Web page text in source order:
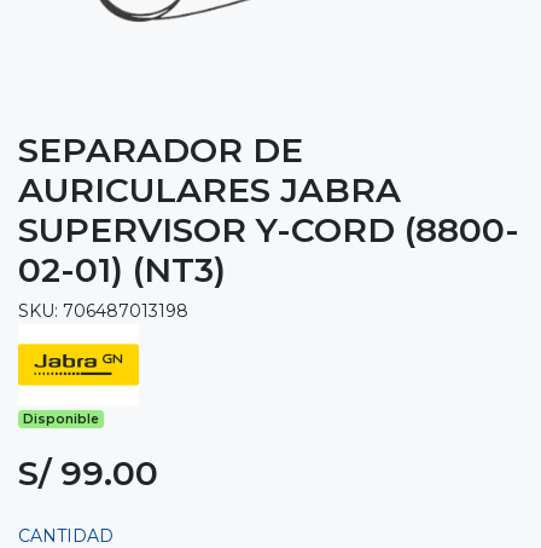
SEPARADOR DE
AURICULARES JABRA
SUPERVISOR Y-CORD (8800-
02-01) (NT3)
SKU: 706487013198
Disponible
S/ 99.00
CANTIDAD